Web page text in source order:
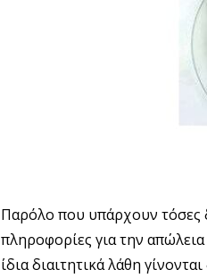
Παρόλο που υπάρχουν τόσες
πληροφορίες για την
ίδια διαιτητικά λάθη